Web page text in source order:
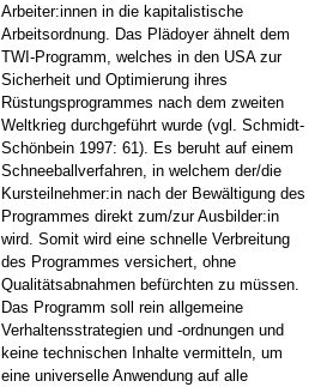
Arbeiter:innen in die kapitalistische
Arbeitsordnung. Das Plädoyer ähnelt dem
TWI-Programm, welches in den USA zur
Sicherheit und Optimierung ihres
Rüstungsprogrammes nach dem zweiten
Weltkrieg durchgeführt wurde (vgl. Schmidt-
Schönbein 1997: 61). Es beruht auf einem
Schneeballverfahren, in welchem der/die
Kursteilnehmer:in nach der Bewältigung des
Programmes direkt zum/zur Ausbilder:in
wird. Somit wird eine schnelle Verbreitung
des Programmes versichert, ohne
Qualitätsabnahmen befürchten zu müssen.
Das Programm soll rein allgemeine
Verhaltensstrategien und -ordnungen und
keine technischen Inhalte vermitteln, um
eine universelle Anwendung auf alle